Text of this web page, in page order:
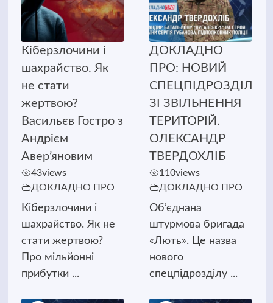
Кіберзлочини і
шахрайство. Як
не стати
жертвою?
Васильєв Гостро з
Андрієм
Авер’яновим
43views
ДОКЛАДНО ПРО
Кіберзлочини і
шахрайство. Як не
стати жертвою?
Про мільйонні
прибутки ...
ДОКЛАДНО
ПРО: НОВИЙ
СПЕЦПІДРОЗДІЛ
ЗІ ЗВІЛЬНЕННЯ
ТЕРИТОРІЙ.
ОЛЕКСАНДР
ТВЕРДОХЛІБ
110views
ДОКЛАДНО ПРО
Об’єднана
штурмова бригада
«Лють». Це назва
нового
спецпідрозділу ...